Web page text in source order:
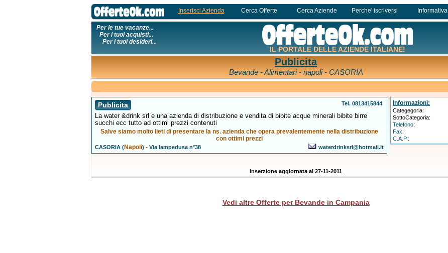
Inserisci Azienda Cerca Offerte Cerca Aziende Perche' iscriversi Informativa
Per le tue vacanze...
Per i tuoi acquisti...
Per i tuoi desideri...
IL PORTALE DELLE AZIENDE ITALIANE!
Publicita
Bevande - Alimentari - napoli - CASORIA
Publicita Tel. 0813415844
La water &drink srl e una azienda di distribuzione e vendita di bibite acque minerali bibite birre
succhi ecc tutto ad ottimi prezzi contenuti
Salve siamo molto lieti di presentare la ns. azienda che opera prevalentemente nella distribuzione
con ottimi prezzi
CASORIA (Napoli) -Via lampedusa n°38 waterdrinksrl@hotmail.it
Informazioni:
Categegoria:
SottoCategoria:
Telefono:
Fax:
C.A.P.:
Inserzione aggiornata al 27-11-2011
Vedi altre Offerte per Bevande in Campania